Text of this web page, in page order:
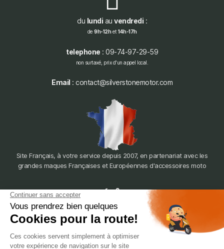
du lundi au vendredi :
de 9h-12het 14h-17h
telephone : 09-74-97-29-59
non surtaxé, prix d'un appel local.
Email : contact@silverstonemotor.com
Site Français, à votre service depuis 2007, en partenariat avec les
grandes maques Françaises et Européennes d'accessoires moto